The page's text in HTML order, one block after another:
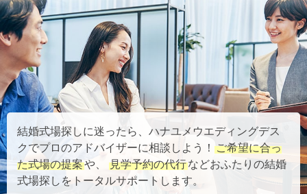
結婚式場探しに迷ったら、ハナユメウエディングデス
クでプロのアドバイザーに相談しよう！ ご希望に合っ
た式場の提案や、 見学予約の代行などおふたりの結婚
式場探しをトータルサポートします。